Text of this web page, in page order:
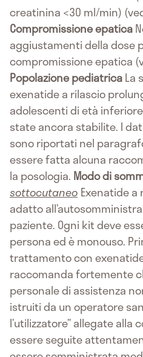
creatinina <30 ml/min)
Compromissione epatica
aggiustamenti della dose
compromissione epatica
Popolazione pediatricaLa
exenatide a rilascio
adolescenti di età
state ancora stabilite. I
sono riportati nel
essere fatta alcuna
la posologia. Modo di
sottocutaneo Exenatide
adatto
paziente. Ogni kit deve
persona ed è monouso.
trattamento con
raccomanda fortemente
personale di assistenza
istruiti da un operatore
l’utilizzatore” allegate alla
essere seguite